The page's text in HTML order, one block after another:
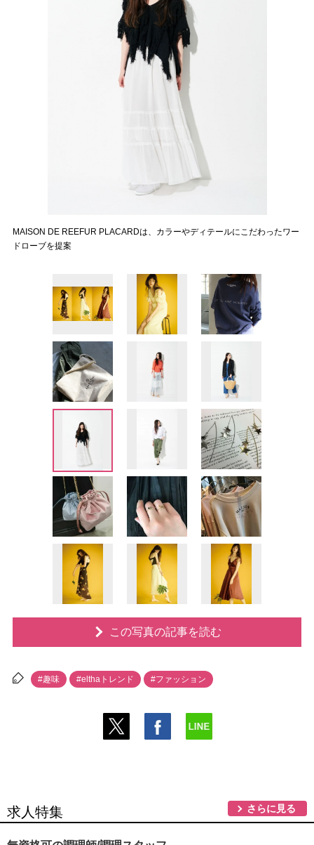
MAISON DE REEFUR PLACARDは、カラーやディテールにこだわったワー
ドローブを提案
この写真の記事を読む
#趣味 #elthaトレンド #ファッション
求人特集 さらに見る